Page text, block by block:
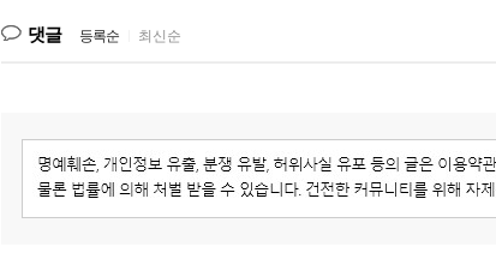
댓글 등록순 최신순